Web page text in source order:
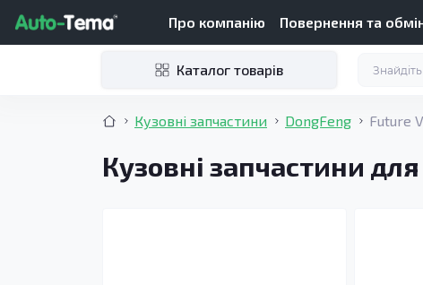
Про компанію Повернення та
Каталог товарів
Кузовні запчастини DongFeng Future
Кузовні запчастини